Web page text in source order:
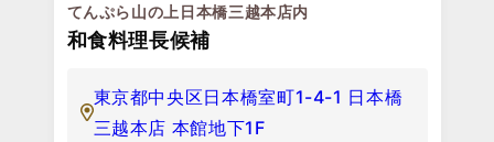
てんぷら山の上日本橋三越本店内
和食料理長候補
東京都中央区日本橋室町1-4-1 日本橋
三越本店 本館地下1F